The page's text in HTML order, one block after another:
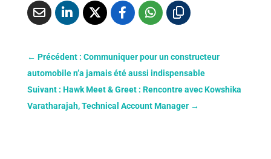
← Précédent : Communiquer pour un constructeur
automobile n’a jamais été aussi indispensable
Suivant : Hawk Meet & Greet : Rencontre avec Kowshika
Varatharajah, Technical Account Manager→